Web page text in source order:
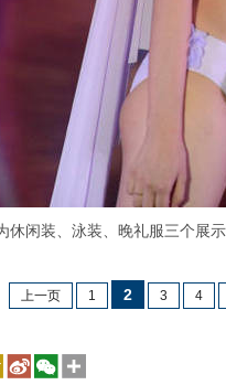
闲装、泳装、晚礼服三个展
上一页 1 2 3 4